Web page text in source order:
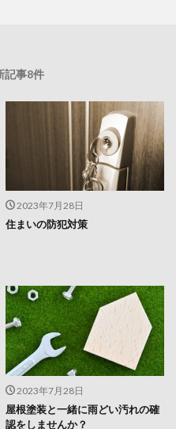
記事8件
2023年7月28日
住まいの防犯対策
2023年7月28日
屋根塗装と一緒に雨どい汚れの確
認をしませんか？